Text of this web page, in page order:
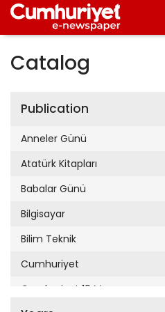
Catalog
Publication
Anneler Günü
Atatürk Kitapları
Babalar Günü
Bilgisayar
Bilim Teknik
Cumhuriyet
Cumhuriyet 19 Mayıs